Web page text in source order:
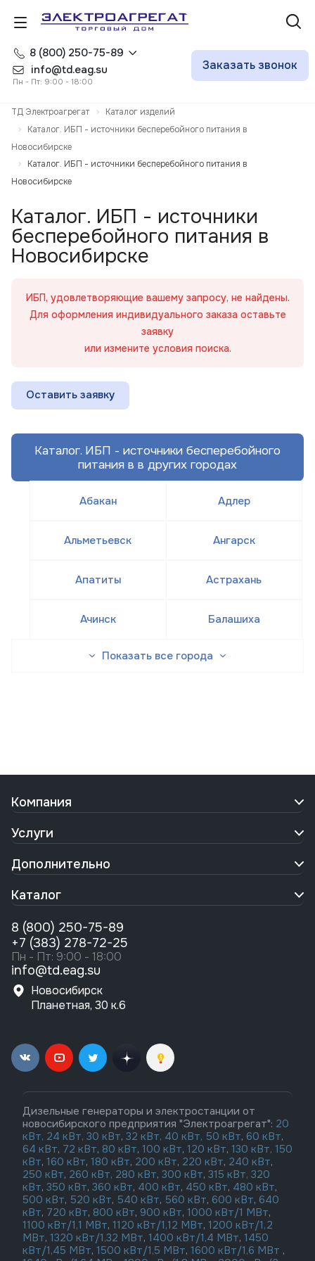
8 (800) 250-75-89
info@td.eag.su
Пн - Пт: 9:00 - 18:00
Заказать звонок
ТД Электроагрегат
Каталог изделий
Каталог. ИБП - источники бесперебойного питания в
Новосибирске
Каталог. ИБП - источники бесперебойного питания в
Новосибирске
Каталог. ИБП - источники
бесперебойного питания в
Новосибирске
ИБП, удовлетворяющие вашему запросу, не найдены.
Для оформления индивидуального заказа оставьте
заявку
или измените условия поиска.
Оставить заявку
Каталог. ИБП - источники бесперебойного
питания в в других городах
Абакан Адлер
Альметьевск Ангарск
Апатиты Астрахань
Ачинск Балашиха
Показать все города
Компания
Услуги
Дополнительно
Каталог
8 (800) 250-75-89
+7 (383) 278-72-25
Пн - Пт: 9:00 - 18:00
info@td.eag.su
Новосибирск
Планетная, 30 к.6
Дизельные генераторы и электростанции от
новосибирского предприятия "Электроагрегат": 20
кВт, 24 кВт, 30 кВт, 32 кВт, 40 кВт, 50 кВт, 60 кВт,
64 кВт, 72 кВт, 80 кВт, 100 кВт, 120 кВт, 130 кВт, 150
кВт, 160 кВт, 180 кВт, 200 кВт, 220 кВт, 240 кВт,
250 кВт, 260 кВт, 280 кВт, 300 кВт, 315 кВт, 320
кВт, 350 кВт, 360 кВт, 400 кВт, 450 кВт, 480 кВт,
500 кВт, 520 кВт, 540 кВт, 560 кВт, 600 кВт, 640
кВт, 720 кВт, 800 кВт, 900 кВт, 1000 кВт/1 МВт,
1100 кВт/1,1 МВт, 1120 кВт/1,12 МВт, 1200 кВт/1,2
МВт, 1320 кВт/1,32 МВт, 1400 кВт/1,4 МВт, 1450
кВт/1,45 МВт, 1500 кВт/1,5 МВт, 1600 кВт/1,6 МВт ,